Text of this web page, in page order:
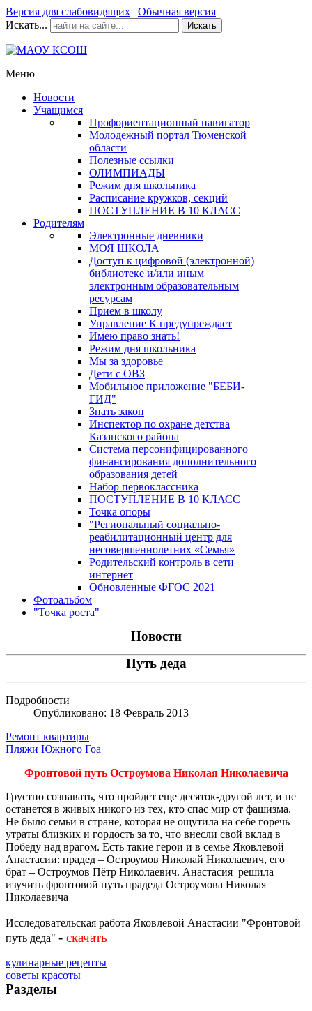
Версия для слабовидящих | Обычная версия
Искать...
Искать
Меню
Новости
Учащимся
Профориентационный навигатор
Молодежный портал Тюменской
области
Полезные ссылки
ОЛИМПИАДЫ
Режим дня школьника
Расписание кружков, секций
ПОСТУПЛЕНИЕ В 10 КЛАСС
Родителям
Электронные дневники
МОЯ ШКОЛА
Доступ к цифровой (электронной)
библиотеке и/или иным
электронным образовательным
ресурсам
Прием в школу
Управление К предупреждает
Имею право знать!
Режим дня школьника
Мы за здоровье
Дети с ОВЗ
Мобильное приложение "БЕБИ-
ГИД"
Знать закон
Инспектор по охране детства
Казанского района
Система персонифицированного
финансирования дополнительного
образования детей
Набор первоклассника
ПОСТУПЛЕНИЕ В 10 КЛАСС
Точка опоры
"Региональный социально-
реабилитационный центр для
несовершеннолетних «Семья»
Родительский контроль в сети
интернет
Обновленные ФГОС 2021
Фотоальбом
"Точка роста"
Новости
Путь деда
Подробности
Опубликовано: 18 Февраль 2013
Ремонт квартиры
Пляжи Южного Гоа
Фронтовой путь Остроумова Николая Николаевича
Грустно сознавать, что пройдет еще десяток-другой лет, и не
останется в живых никого из тех, кто спас мир от фашизма.
Не было семьи в стране, которая не ощутила на себе горечь
утраты близких и гордость за то, что внесли свой вклад в
Победу над врагом. Есть такие герои и в семье Яковлевой
Анастасии: прадед – Остроумов Николай Николаевич, его
брат – Остроумов Пётр Николаевич. Анастасия решила
изучить фронтовой путь прадеда Остроумова Николая
Николаевича
Исследовательская работа Яковлевой Анастасии "Фронтовой
путь деда" - скачать
кулинарные рецепты
советы красоты
Разделы